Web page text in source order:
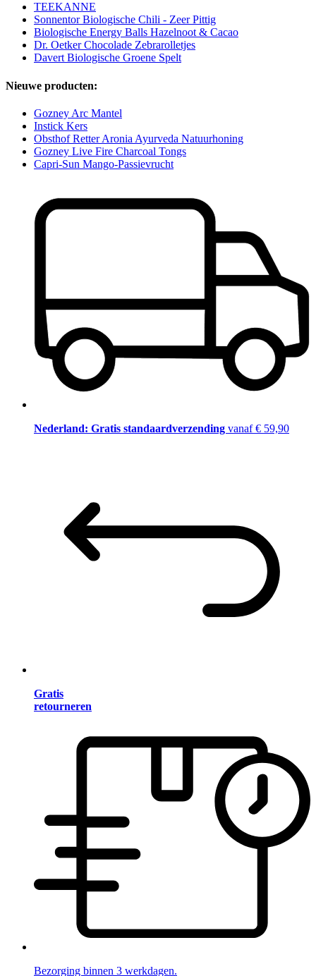
TEEKANNE
Sonnentor Biologische Chili - Zeer Pittig
Biologische Energy Balls Hazelnoot & Cacao
Dr. Oetker Chocolade Zebrarolletjes
Davert Biologische Groene Spelt
Nieuwe producten:
Gozney Arc Mantel
Instick Kers
Obsthof Retter Aronia Ayurveda Natuurhoning
Gozney Live Fire Charcoal Tongs
Capri-Sun Mango-Passievrucht
Nederland: Gratis standaardverzending vanaf € 59,90
Gratis
retourneren
Bezorging binnen 3 werkdagen.